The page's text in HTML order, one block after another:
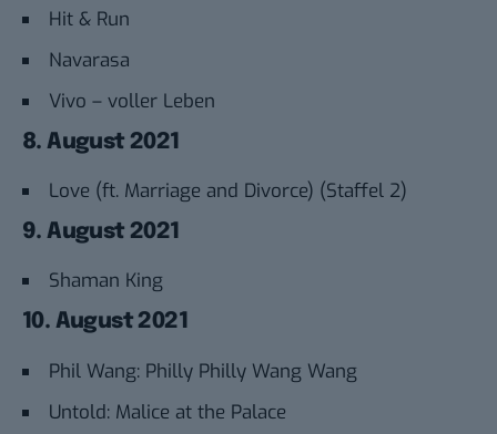
Hit & Run
Navarasa
Vivo – voller Leben
8. August 2021
Love (ft. Marriage and Divorce) (Staffel 2)
9. August 2021
Shaman King
10. August 2021
Phil Wang: Philly Philly Wang Wang
Untold: Malice at the Palace